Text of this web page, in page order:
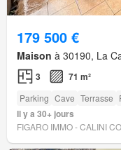
179 500 €
Maison à 30190, La
3 71 m²
Parking Cave Terrasse
Il y a 30+ jours
FIGARO IMMO - CALINI